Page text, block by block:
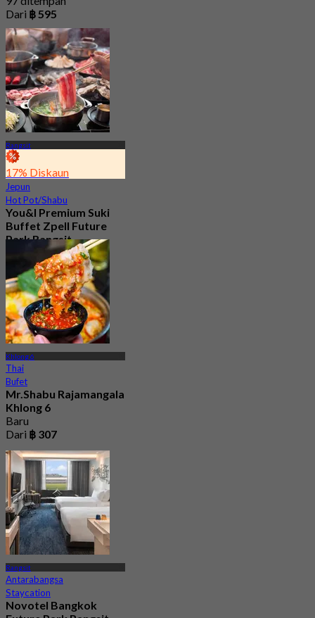
Dari ฿ 595
Rangsit
17% Diskaun
Jepun
Hot Pot/Shabu
You&I Premium Suki
Buffet Zpell Future
Park Rangsit
2.1K ditempah
Dari฿ 498
Khlong 6
Thai
Bufet
Mr.Shabu Rajamangala
Khlong 6
Baru
Dari ฿ 307
Rangsit
Antarabangsa
Staycation
Novotel Bangkok